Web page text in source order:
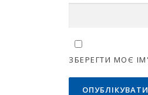
ЗБЕРЕГТИ МОЄ